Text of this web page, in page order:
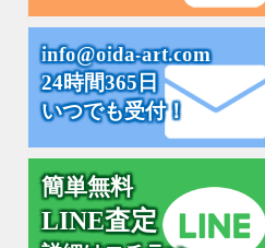
info@oida-art.com
24時間365日
いつでも受付！
簡単無料
LINE査定